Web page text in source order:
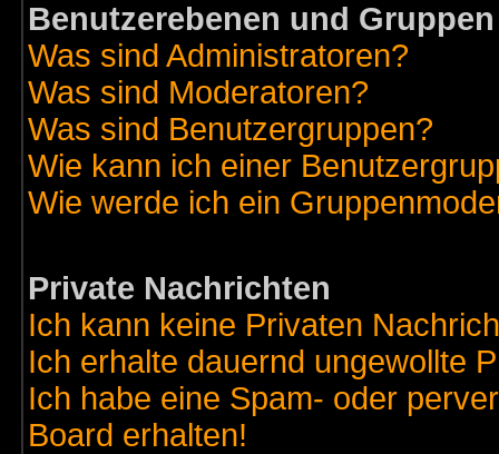
Benutzerebenen und Gruppen
Was sind Administratoren?
Was sind Moderatoren?
Was sind Benutzergruppen?
Wie kann ich einer
Wie werde ich ein
Private Nachrichten
Ich kann keine Privaten
Ich erhalte dauernd ungewollte
Ich habe eine Spam- oder
Board erhalten!